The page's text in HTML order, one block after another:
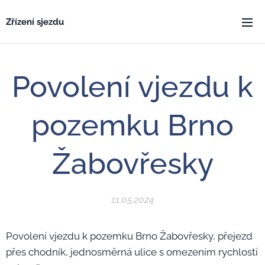
Zřízení sjezdu
Povolení vjezdu k
pozemku Brno
Žabovřesky
11.05.2024
Povolení vjezdu k pozemku Brno Žabovřesky, přejezd
přes chodník, jednosměrná ulice s omezením rychlostí